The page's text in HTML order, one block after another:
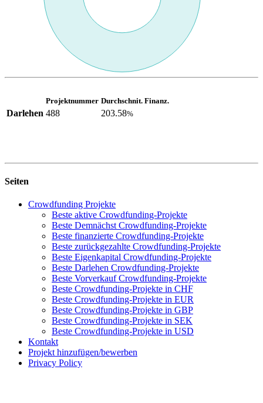
Projektnummer Durchschnit. Finanz.
Darlehen 488 203.58%
Seiten
Crowdfunding Projekte
Beste aktive Crowdfunding-Projekte
Beste Demnächst Crowdfunding-Projekte
Beste finanzierte Crowdfunding-Projekte
Beste zurückgezahlte Crowdfunding-Projekte
Beste Eigenkapital Crowdfunding-Projekte
Beste Darlehen Crowdfunding-Projekte
Beste Vorverkauf Crowdfunding-Projekte
Beste Crowdfunding-Projekte in CHF
Beste Crowdfunding-Projekte in EUR
Beste Crowdfunding-Projekte in GBP
Beste Crowdfunding-Projekte in SEK
Beste Crowdfunding-Projekte in USD
Kontakt
Projekt hinzufügen/bewerben
Privacy Policy